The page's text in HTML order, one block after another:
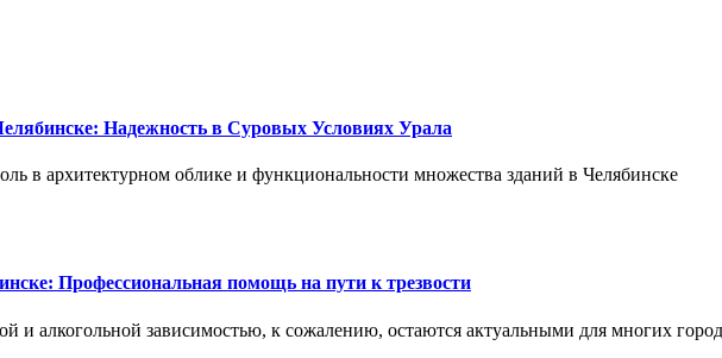
Надежность в Суровых Условиях Урала
в архитектурном облике и функциональности множества зданий в Челябинске
Профессиональная помощь на пути к трезвости
и алкогольной зависимостью, к сожалению, остаются актуальными для многих